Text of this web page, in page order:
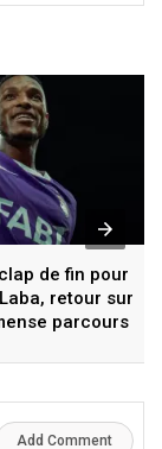
de fin pour
retour sur
parcours
Add Comment